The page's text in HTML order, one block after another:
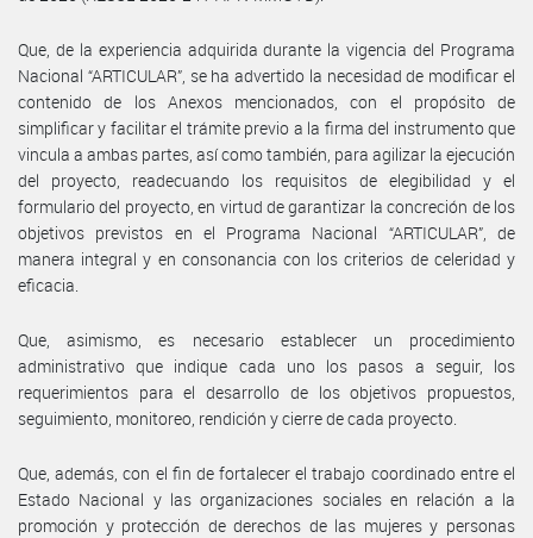
Que, de la experiencia adquirida durante la vigencia del Programa
Nacional “ARTICULAR”, se ha advertido la necesidad de modificar el
contenido de los Anexos mencionados, con el propósito de
simplificar y facilitar el trámite previo a la firma del instrumento que
vincula a ambas partes, así como también, para agilizar la ejecución
del proyecto, readecuando los requisitos de elegibilidad y el
formulario del proyecto, en virtud de garantizar la concreción de los
objetivos previstos en el Programa Nacional “ARTICULAR”, de
manera integral y en consonancia con los criterios de celeridad y
eficacia.
Que, asimismo, es necesario establecer un procedimiento
administrativo que indique cada uno los pasos a seguir, los
requerimientos para el desarrollo de los objetivos propuestos,
seguimiento, monitoreo, rendición y cierre de cada proyecto.
Que, además, con el fin de fortalecer el trabajo coordinado entre el
Estado Nacional y las organizaciones sociales en relación a la
promoción y protección de derechos de las mujeres y personas